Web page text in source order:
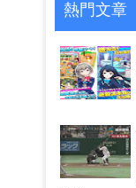
熱門文章